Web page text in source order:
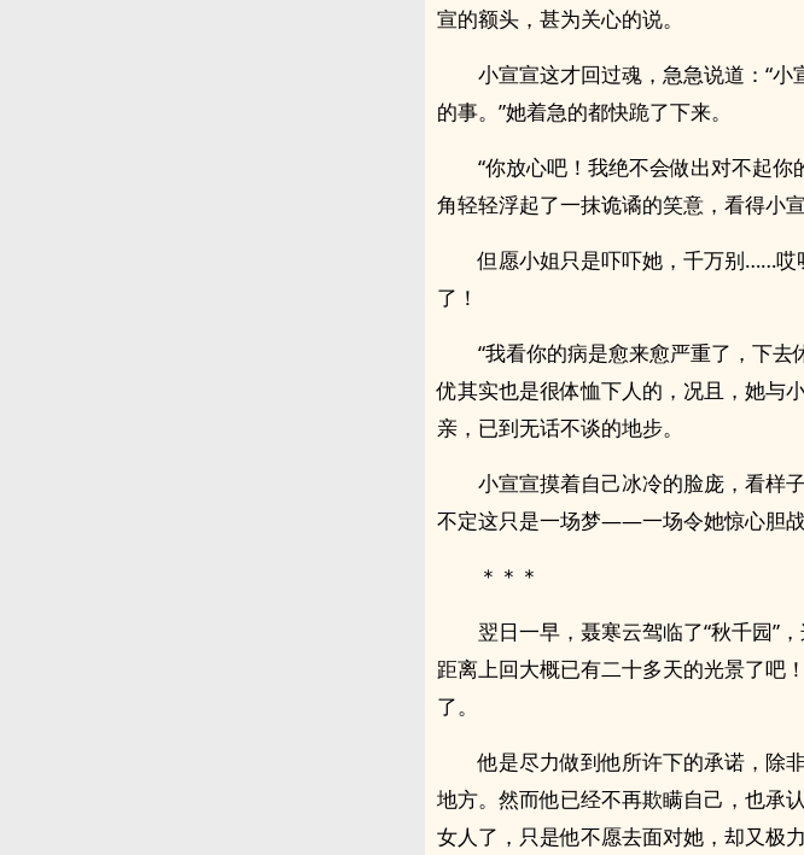
宣的额头，甚为关心的说。
小宣宣这才回过魂，急急说道：“
的事。”她着急的都快跪了下来。
“你放心吧！我绝不会做出对不起你
角轻轻浮起了一抹诡谲的笑意，看得小宣
但愿小姐只是吓吓她，千万别……
了！
“我看你的病是愈来愈严重了，下
优其实也是很体恤下人的，况且，她与
亲，已到无话不谈的地步。
小宣宣摸着自己冰冷的脸庞，看样
不定这只是一场梦——一场令她惊心胆战
＊＊＊
翌日一早，聂寒云驾临了“秋千园”
距离上回大概已有二十多天的光景了吧
了。
他是尽力做到他所许下的承诺，除
地方。然而他已经不再欺瞒自己，也承
女人了，只是他不愿去面对她，却又极